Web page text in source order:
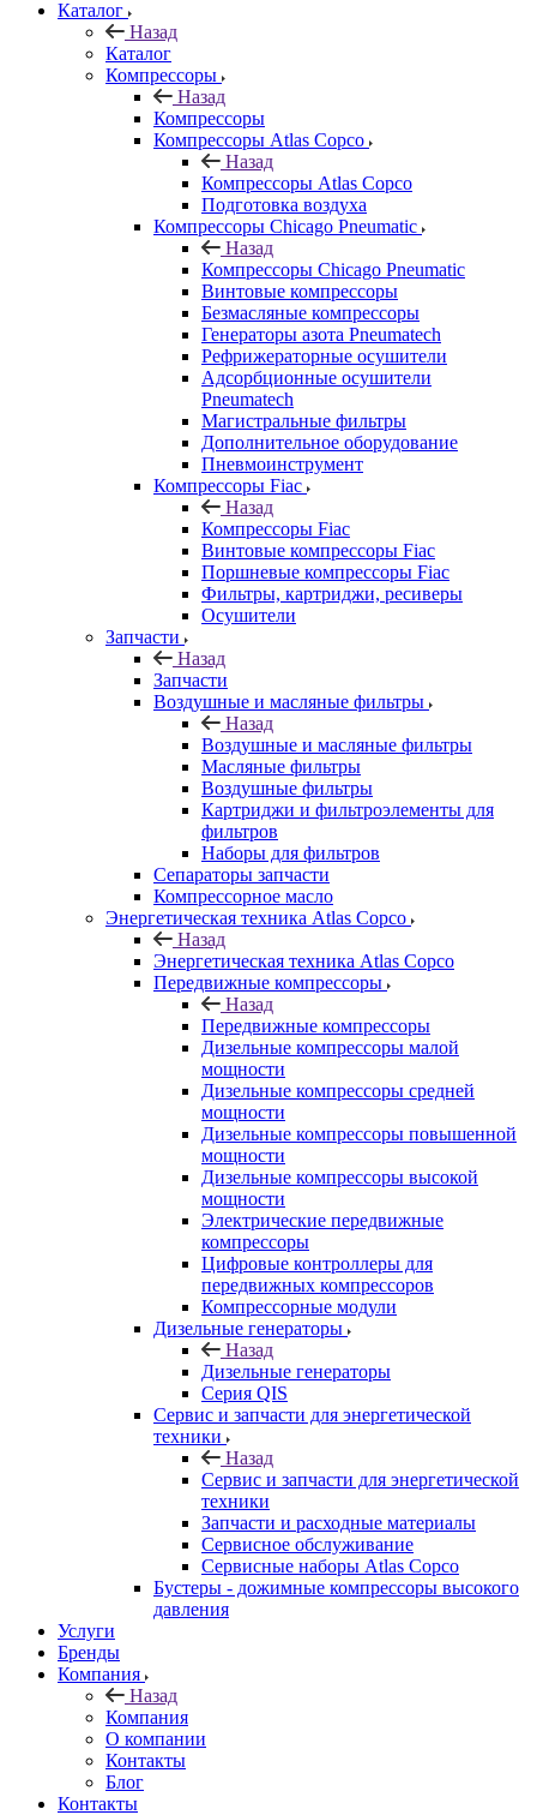
Каталог
Назад
Каталог
Компрессоры
Назад
Компрессоры
Компрессоры Atlas Copco
Назад
Компрессоры Atlas Copco
Подготовка воздуха
Компрессоры Chicago Pneumatic
Назад
Компрессоры Chicago Pneumatic
Винтовые компрессоры
Безмасляные компрессоры
Генераторы азота Pneumatech
Рефрижераторные осушители
Адсорбционные осушители
Pneumatech
Магистральные фильтры
Дополнительное оборудование
Пневмоинструмент
Компрессоры Fiac
Назад
Компрессоры Fiac
Винтовые компрессоры Fiac
Поршневые компрессоры Fiac
Фильтры, картриджи, ресиверы
Осушители
Запчасти
Назад
Запчасти
Воздушные и масляные фильтры
Назад
Воздушные и масляные фильтры
Масляные фильтры
Воздушные фильтры
Картриджи и фильтроэлементы для
фильтров
Наборы для фильтров
Сепараторы запчасти
Компрессорное масло
Энергетическая техника Atlas Copco
Назад
Энергетическая техника Atlas Copco
Передвижные компрессоры
Назад
Передвижные компрессоры
Дизельные компрессоры малой
мощности
Дизельные компрессоры средней
мощности
Дизельные компрессоры повышенной
мощности
Дизельные компрессоры высокой
мощности
Электрические передвижные
компрессоры
Цифровые контроллеры для
передвижных компрессоров
Компрессорные модули
Дизельные генераторы
Назад
Дизельные генераторы
Серия QIS
Сервис и запчасти для энергетической
техники
Назад
Сервис и запчасти для энергетической
техники
Запчасти и расходные материалы
Сервисное обслуживание
Сервисные наборы Atlas Copco
Бустеры - дожимные компрессоры высокого
давления
Услуги
Бренды
Компания
Назад
Компания
О компании
Контакты
Блог
Контакты